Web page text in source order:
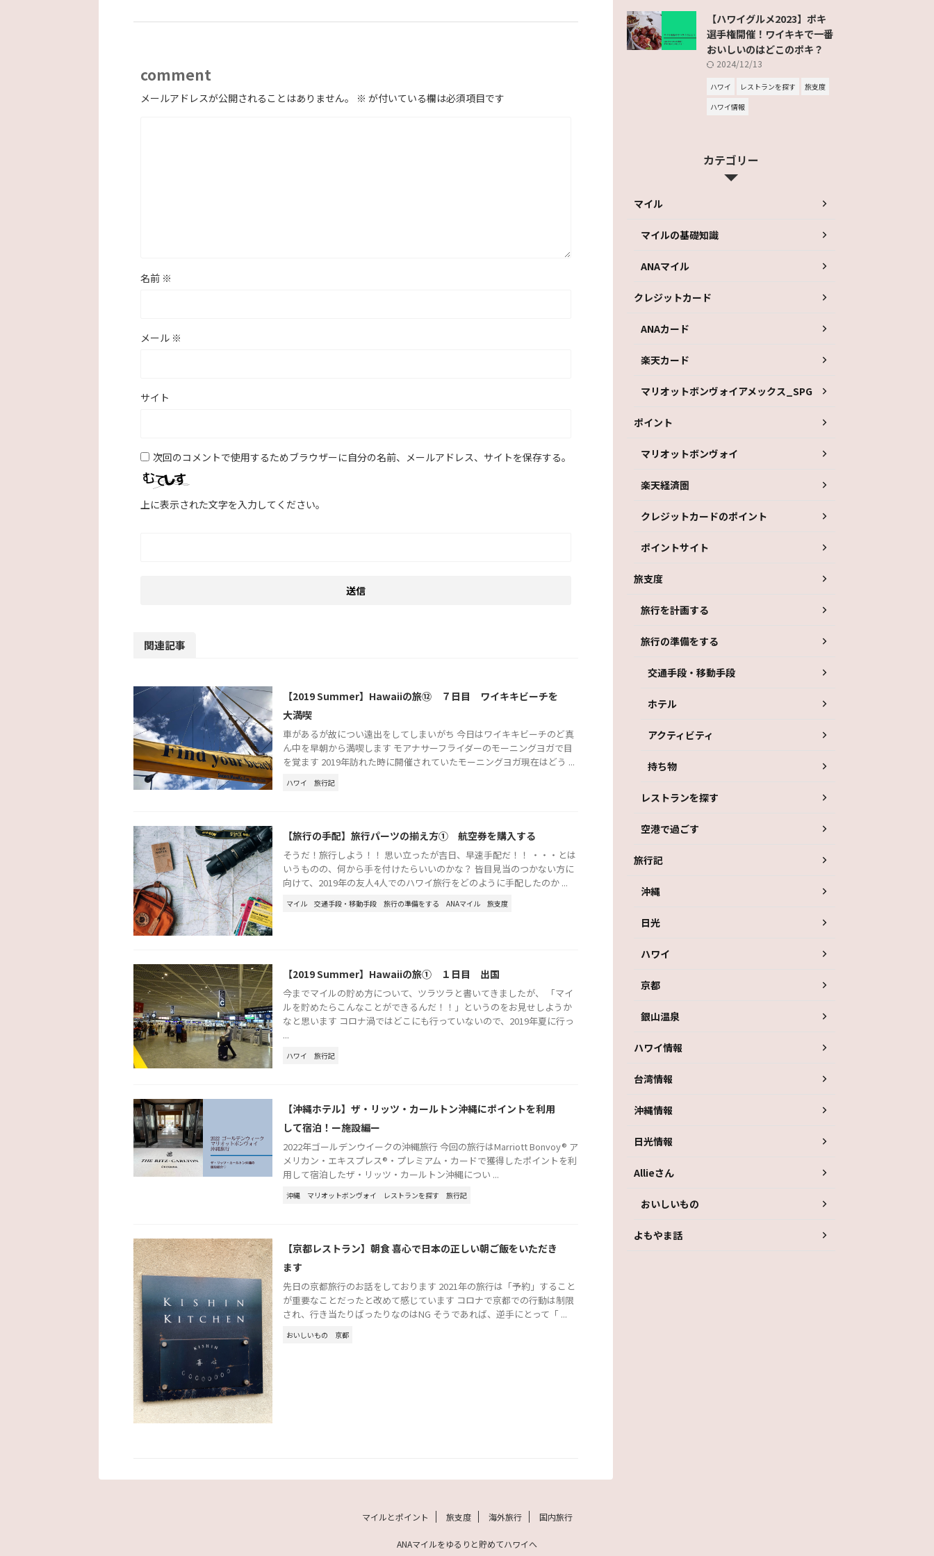
comment
メールアドレスが公開されることはありません。 ※ が付いている欄は必須項目です
名前 ※
メール ※
サイト
次回のコメントで使用するためブラウザーに自分の名前、メールアドレス、サイトを保存する。
上に表示された文字を入力してください。
関連記事
【2019 Summer】Hawaiiの旅⑫ ７日目 ワイキキビーチを
大満喫
車があるが故につい遠出をしてしまいがち 今日はワイキキビーチのど真
ん中を早朝から満喫します モアナサーフライダーのモーニングヨガで目
を覚ます 2019年訪れた時に開催されていたモーニングヨガ現在はどう ...
ハワイ 旅行記
【旅行の手配】旅行パーツの揃え方① 航空券を購入する
そうだ！旅行しよう！！ 思い立ったが吉日、早速手配だ！！ ・・・とは
いうものの、何から手を付けたらいいのかな？ 皆目見当のつかない方に
向けて、2019年の友人4人でのハワイ旅行をどのように手配したのか ...
マイル 交通手段・移動手段 旅行の準備をする ANAマイル 旅支度
【2019 Summer】Hawaiiの旅① １日目 出国
今までマイルの貯め方について、ツラツラと書いてきましたが、 「マイ
ルを貯めたらこんなことができるんだ！！」というのをお見せしようか
なと思います コロナ渦ではどこにも行っていないので、2019年夏に行っ
...
ハワイ 旅行記
【沖縄ホテル】ザ・リッツ・カールトン沖縄にポイントを利用
して宿泊！ー施設編ー
2022年ゴールデンウイークの沖縄旅行 今回の旅行はMarriott Bonvoy® ア
メリカン・エキスプレス®・プレミアム・カードで獲得したポイントを利
用して宿泊したザ・リッツ・カールトン沖縄につい ...
沖縄 マリオットボンヴォイ レストランを探す 旅行記
【京都レストラン】朝食 喜心で日本の正しい朝ご飯をいただき
ます
先日の京都旅行のお話をしております 2021年の旅行は「予約」すること
が重要なことだったと改めて感じています コロナで京都での行動は制限
され、行き当たりばったりなのはNG そうであれば、逆手にとって「 ...
おいしいもの 京都
【ハワイグルメ2023】ポキ
選手権開催！ワイキキで一番
おいしいのはどこのポキ？
2024/12/13
ハワイ レストランを探す
旅支度
ハワイ情報
カテゴリー
マイル
マイルの基礎知識
ANAマイル
クレジットカード
ANAカード
楽天カード
マリオットボンヴォイアメックス_SPG
ポイント
マリオットボンヴォイ
楽天経済圏
クレジットカードのポイント
ポイントサイト
旅支度
旅行を計画する
旅行の準備をする
交通手段・移動手段
ホテル
アクティビティ
持ち物
レストランを探す
空港で過ごす
旅行記
沖縄
日光
ハワイ
京都
銀山温泉
ハワイ情報
台湾情報
沖縄情報
日光情報
Allieさん
おいしいもの
よもやま話
マイルとポイント 旅支度 海外旅行 国内旅行
ANAマイルをゆるりと貯めてハワイへ